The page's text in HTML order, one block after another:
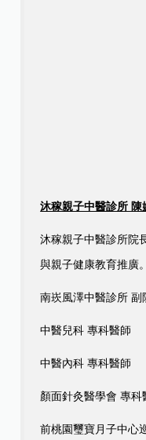
沐稼親子中醫診所 陳
沐稼親子中醫診所院
與親子健康教育推廣。
南崁風澤中醫診所 副
中醫兒科 專科醫師
中醫內科 專科醫師
顏面針灸醫學會 專科
前桃園璽寶月子中心